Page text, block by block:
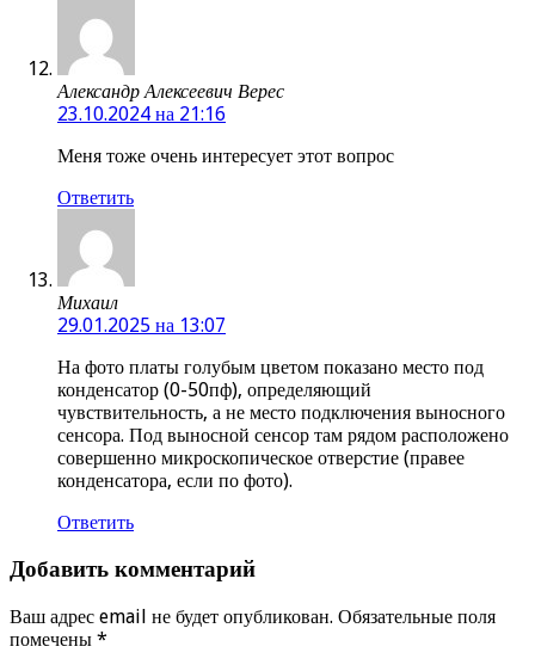
Александр Алексеевич Верес
23.10.2024 на 21:16
Меня тоже очень интересует этот вопрос
Ответить
Михаил
29.01.2025 на 13:07
На фото платы голубым цветом показано место под
конденсатор (0-50пф), определяющий
чувствительность, а не место подключения выносного
сенсора. Под выносной сенсор там рядом расположено
совершенно микроскопическое отверстие (правее
конденсатора, если по фото).
Ответить
Добавить комментарий
Ваш адрес email не будет опубликован. Обязательные поля
помечены *